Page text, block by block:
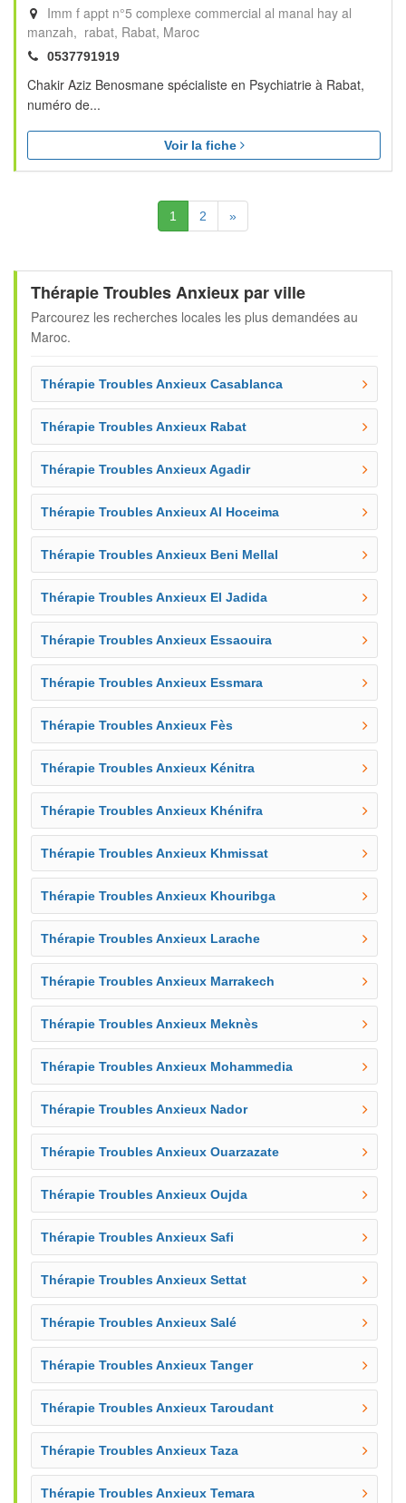
Imm f appt n°5 complexe commercial al manal hay al
manzah, rabat Rabat Maroc
0537791919
Chakir Aziz Benosmane spécialiste en Psychiatrie à Rabat,
numéro de...
Voir la fiche
1 (Actuelle)
2 »Suivante
Thérapie Troubles Anxieux par ville
Parcourez les recherches locales les plus demandées au
Maroc.
Thérapie Troubles Anxieux Casablanca
Thérapie Troubles Anxieux Rabat
Thérapie Troubles Anxieux Agadir
Thérapie Troubles Anxieux Al Hoceima
Thérapie Troubles Anxieux Beni Mellal
Thérapie Troubles Anxieux El Jadida
Thérapie Troubles Anxieux Essaouira
Thérapie Troubles Anxieux Essmara
Thérapie Troubles Anxieux Fès
Thérapie Troubles Anxieux Kénitra
Thérapie Troubles Anxieux Khénifra
Thérapie Troubles Anxieux Khmissat
Thérapie Troubles Anxieux Khouribga
Thérapie Troubles Anxieux Larache
Thérapie Troubles Anxieux Marrakech
Thérapie Troubles Anxieux Meknès
Thérapie Troubles Anxieux Mohammedia
Thérapie Troubles Anxieux Nador
Thérapie Troubles Anxieux Ouarzazate
Thérapie Troubles Anxieux Oujda
Thérapie Troubles Anxieux Safi
Thérapie Troubles Anxieux Settat
Thérapie Troubles Anxieux Salé
Thérapie Troubles Anxieux Tanger
Thérapie Troubles Anxieux Taroudant
Thérapie Troubles Anxieux Taza
Thérapie Troubles Anxieux Temara